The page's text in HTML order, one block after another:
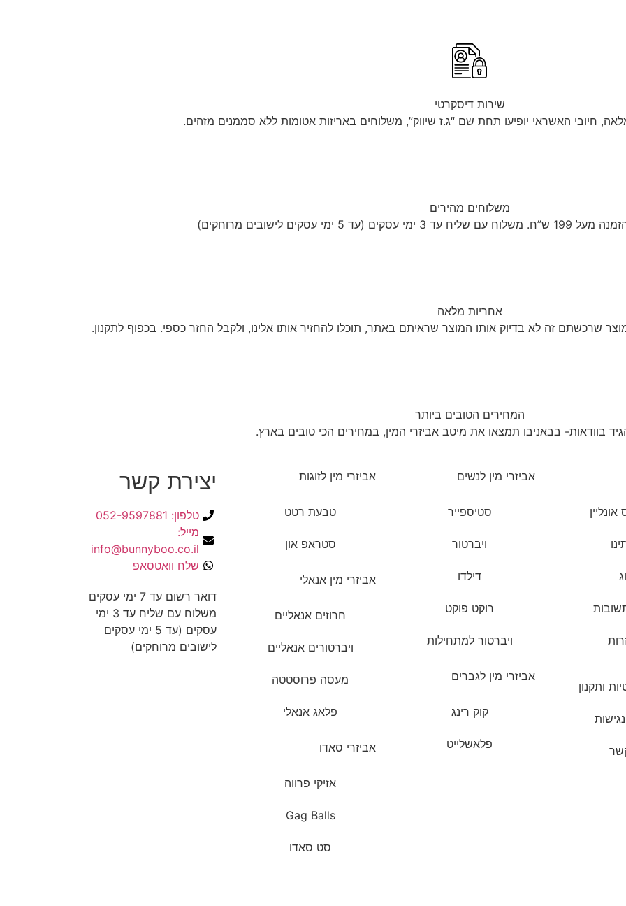
שירות דיסקרטי
חיובי האשראי יופיעו תחת שם “ג.ז שיווק”, משלוחים באריזות אטומות ללא סממנים מזהים.
משלוחים מהירים
ימי עסקים לישובים מרוחקים)
אחריות מלאה
שרכשתם זה לא בדיוק אותו המוצר שראיתם באתר, תוכלו להחזיר אותו אלינו, ולקבל החזר כספי. בכפוף לתקנון.
המחירים הטובים ביותר
בוודאות- בבאניבו תמצאו את מיטב אביזרי המין, במחירים הכי טובים בארץ.
ותקנון
אביזרי מין לנשים
סטיספייר
ויברטור
דילדו
רוקט פוקט
ויברטור למתחילות
אביזרי מין לגברים
קוק רינג
פלאשלייט
אביזרי מין לזוגות
טבעת רטט
סטראפ און
אביזרי מין אנאלי
חרוזים אנאליים
ויברטורים אנאליים
מעסה פרוסטטה
פלאג אנאלי
אביזרי סאדו
אזיקי פרווה
Gag Balls
סט סאדו
יצירת קשר
טלפון: 052-9597881
מייל:
info@bunnyboo.co.il
שלח וואטסאפ
דואר רשום עד 7 ימי עסקים
משלוח עם שליח עד 3 ימי
עסקים (עד 5 ימי עסקים
לישובים מרוחקים)